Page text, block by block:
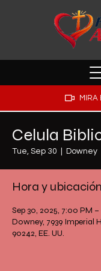
MIRA
Celula
Tue, Sep 30 Downey
Hora y ubicación
Sep 30, 2025, 7:00 PM
Downey, 7939 Imperial
90242, EE. UU.